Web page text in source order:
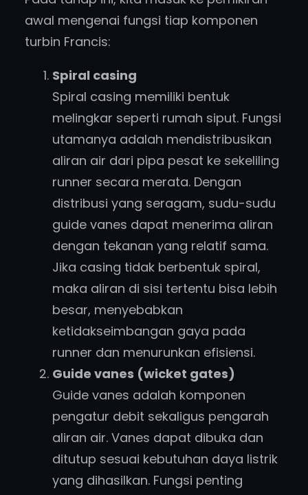
awal mengenai fungsi tiap komponen
turbin Francis:
Spiral casing
Spiral casing memiliki bentuk
melingkar seperti rumah siput. Fungsi
utamanya adalah mendistribusikan
aliran air dari pipa pesat ke sekeliling
runner secara merata. Dengan
distribusi yang seragam, sudu-sudu
guide vanes dapat menerima aliran
dengan tekanan yang relatif sama.
Jika casing tidak berbentuk spiral,
maka aliran di sisi tertentu bisa lebih
besar, menyebabkan
ketidakseimbangan gaya pada
runner dan menurunkan efisiensi.
Guide vanes (wicket gates)
Guide vanes adalah komponen
pengatur debit sekaligus pengarah
aliran air. Vanes dapat dibuka dan
ditutup sesuai kebutuhan daya listrik
yang dihasilkan. Fungsi penting